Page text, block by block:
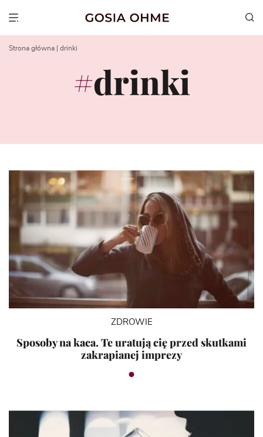
Show menu
Strona główna drinki
drinki
ZDROWIE
Sposoby na kaca. Te uratują cię przed skutkami
zakrapianej imprezy